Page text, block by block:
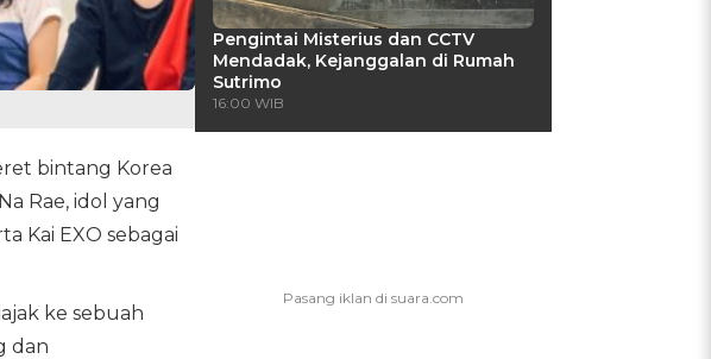
bintang Korea
Rae, idol yang
Kai EXO sebagai
ke sebuah
dan
Pengintai Misterius dan CCTV
Mendadak, Kejanggalan di Rumah
Sutrimo
16:00 WIB